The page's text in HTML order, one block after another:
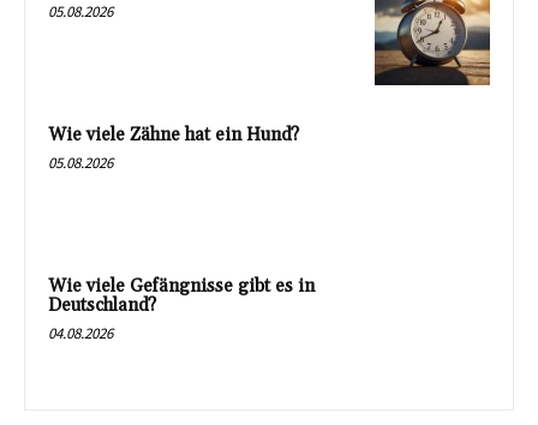
05.08.2026
Wie viele Zähne hat ein Hund?
05.08.2026
Wie viele Gefängnisse gibt es in
Deutschland?
04.08.2026